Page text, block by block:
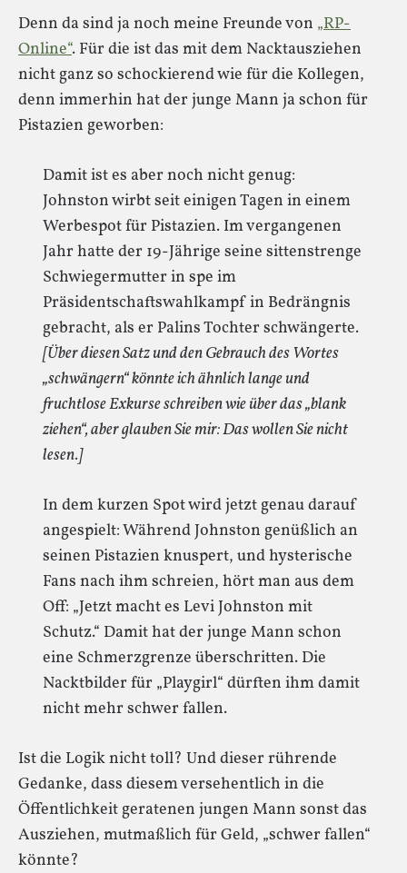
Denn da sind ja noch meine Freunde von „RP-
Online“. Für die ist das mit dem Nacktausziehen
nicht ganz so schockierend wie für die Kollegen,
denn immerhin hat der junge Mann ja schon für
Pistazien geworben:
Damit ist es aber noch nicht genug:
Johnston wirbt seit einigen Tagen in einem
Werbespot für Pistazien. Im vergangenen
Jahr hatte der 19-Jährige seine sittenstrenge
Schwiegermutter in spe im
Präsidentschaftswahlkampf in Bedrängnis
gebracht, als er Palins Tochter schwängerte.
[Über diesen Satz und den Gebrauch des Wortes
„schwängern“ könnte ich ähnlich lange und
fruchtlose Exkurse schreiben wie über das „blank
ziehen“, aber glauben Sie mir: Das wollen Sie nicht
lesen.]
In dem kurzen Spot wird jetzt genau darauf
angespielt: Während Johnston genüßlich an
seinen Pistazien knuspert, und hysterische
Fans nach ihm schreien, hört man aus dem
Off: „Jetzt macht es Levi Johnston mit
Schutz.“ Damit hat der junge Mann schon
eine Schmerzgrenze überschritten. Die
Nacktbilder für „Playgirl“ dürften ihm damit
nicht mehr schwer fallen.
Ist die Logik nicht toll? Und dieser rührende
Gedanke, dass diesem versehentlich in die
Öffentlichkeit geratenen jungen Mann sonst das
Ausziehen, mutmaßlich für Geld, „schwer fallen“
könnte?